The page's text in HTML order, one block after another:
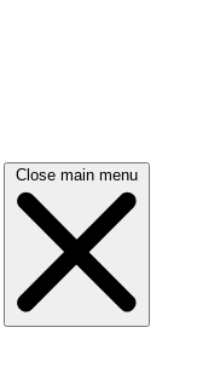
Close main menu